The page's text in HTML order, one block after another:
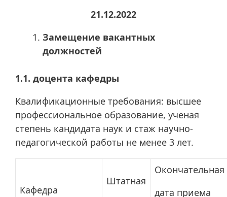
21.12.2022
Замещение вакантных
должностей
1.1. доцента кафедры
Квалификационные требования: высшее
профессиональное образование, ученая
степень кандидата наук и стаж научно-
педагогической работы не менее 3 лет.
Кафедра
Штатная
Окончательная
дата приема